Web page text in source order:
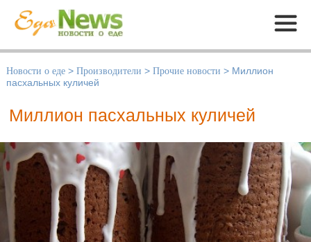
Меню
Новости о еде > Производители > Прочие новости > Миллион
пасхальных куличей
Миллион пасхальных куличей